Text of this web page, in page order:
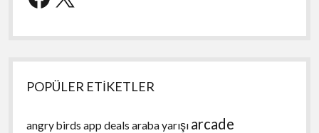
POPÜLER ETİKETLER
angry birds app deals araba yarışı arcade